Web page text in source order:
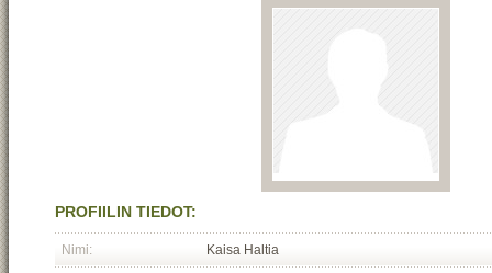
PROFIILIN TIEDOT:
Nimi: Kaisa Haltia